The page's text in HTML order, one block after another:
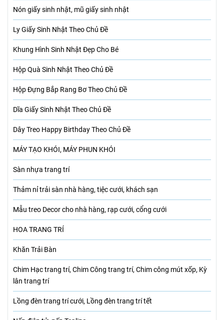
Nón giấy sinh nhật, mũ giấy sinh nhật
Ly Giấy Sinh Nhật Theo Chủ Đề
Khung Hình Sinh Nhật Đẹp Cho Bé
Hộp Quà Sinh Nhật Theo Chủ Đề
Hộp Đựng Bắp Rang Bơ Theo Chủ Đề
Dĩa Giấy Sinh Nhật Theo Chủ Đề
Dây Treo Happy Birthday Theo Chủ Đề
MÁY TẠO KHÓI, MÁY PHUN KHÓI
Sàn nhựa trang trí
Thảm nỉ trải sàn nhà hàng, tiệc cưới, khách sạn
Mẫu treo Decor cho nhà hàng, rạp cưới, cổng cưới
HOA TRANG TRÍ
Khăn Trải Bàn
Chim Hạc trang trí, Chim Công trang trí, Chim công mút xốp, Kỳ
lân trang trí
Lồng đèn trang trí cưới, Lồng đèn trang trí tết